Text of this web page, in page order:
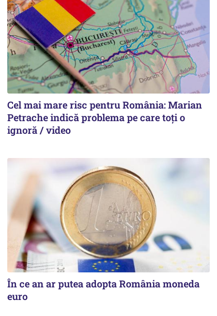
Cel mai mare risc pentru România: Marian
Petrache indică problema pe care toți o
ignoră / video
În ce an ar putea adopta România moneda
euro